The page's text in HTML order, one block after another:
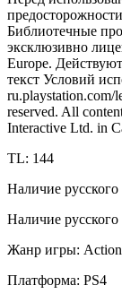
Библиотечные
эксклюзивно
Europe.
текст Условий
reserved. All
Interactive Ltd. in
TL: 144
Наличие
Наличие
Жанр игры: Action
Платформа: PS4